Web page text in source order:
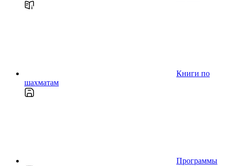
Книги по
шахматам
Программы